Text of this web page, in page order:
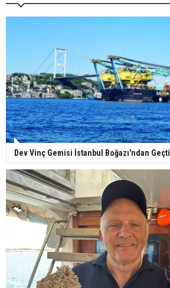
Dev Vinç Gemisi İstanbul Boğazı'ndan Geçti